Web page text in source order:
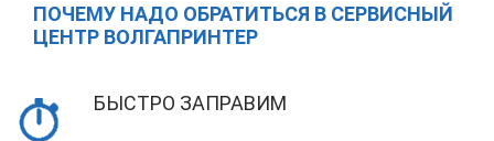
ПОЧЕМУ НАДО ОБРАТИТЬСЯ В СЕРВИСНЫЙ
ЦЕНТР ВОЛГАПРИНТЕР
БЫСТРО ЗАПРАВИМ